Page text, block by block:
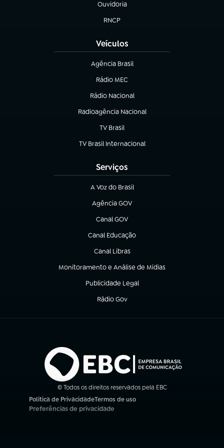
Ouvidoria
(abre em nova aba)
RNCP
(abre em nova aba)
Veículos
Agência Brasil
(abre em nova aba)
Rádio MEC
Rádio Nacional
(abre em nova aba)
Radioagência Nacional
(abre em nova aba)
TV Brasil
(abre em nova aba)
TV Brasil Internacional
(abre em nova aba)
Serviços
A Voz do Brasil
(abre em nova aba)
Agência GOV
(abre em nova aba)
Canal GOV
(abre em nova aba)
Canal Educação
(abre em nova aba)
Canal Libras
(abre em nova aba)
Monitoramento e Análise de Mídias
(abre em nova aba)
Publicidade Legal
(abre em nova aba)
Rádio Gov
(abre em nova aba)
© Todos os direitos reservados pela EBC
Política de Privacidade
(abre em nova aba)
Termos de uso
(abre em nova aba)
Preferências de privacidade